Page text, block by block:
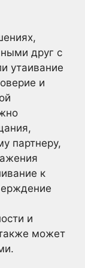
друг с
утаивание
и
партнеру,
к
и
может